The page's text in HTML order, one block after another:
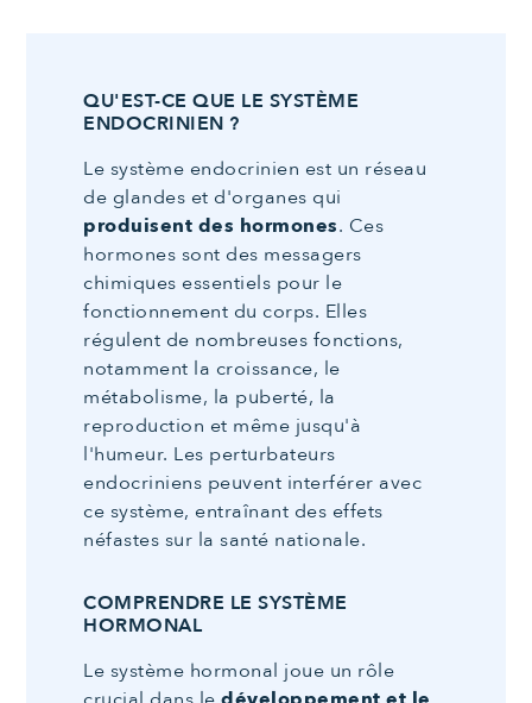
QU'EST-CE QUE LE SYSTÈME
ENDOCRINIEN ?
Le système endocrinien est un réseau
de glandes et d'organes qui
produisent des hormones. Ces
hormones sont des messagers
chimiques essentiels pour le
fonctionnement du corps. Elles
régulent de nombreuses fonctions,
notamment la croissance, le
métabolisme, la puberté, la
reproduction et même jusqu'à
l'humeur. Les perturbateurs
endocriniens peuvent interférer avec
ce système, entraînant des effets
néfastes sur la santé nationale.
COMPRENDRE LE SYSTÈME
HORMONAL
Le système hormonal joue un rôle